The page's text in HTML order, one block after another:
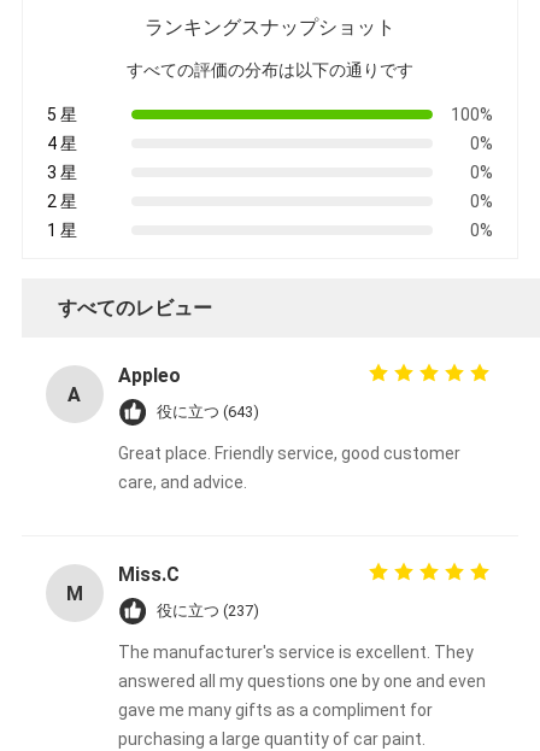
ランキングスナップショット
すべての評価の分布は以下の通りです
5 星
100%
4 星
0%
3 星
0%
2 星
0%
1 星
0%
すべてのレビュー
A
Appleo
役に立つ (643)
Great place. Friendly service, good customer
care, and advice.
M
Miss.C
役に立つ (237)
The manufacturer's service is excellent. They
answered all my questions one by one and even
gave me many gifts as a compliment for
purchasing a large quantity of car paint.